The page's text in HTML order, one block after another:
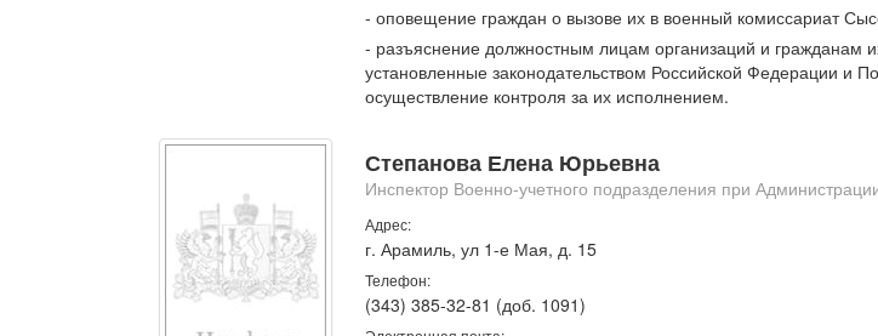
- оповещение граждан о вызове их в военный комиссариат
- разъяснение должностным лицам организаций и гражданам
установленные законодательством Российской Федерации и
осуществление контроля за их исполнением.
Степанова Елена Юрьевна
Инспектор Военно-учетного подразделения при
Адрес:
г. Арамиль, ул 1-е Мая, д. 15
Телефон:
(343) 385-32-81 (доб. 1091)